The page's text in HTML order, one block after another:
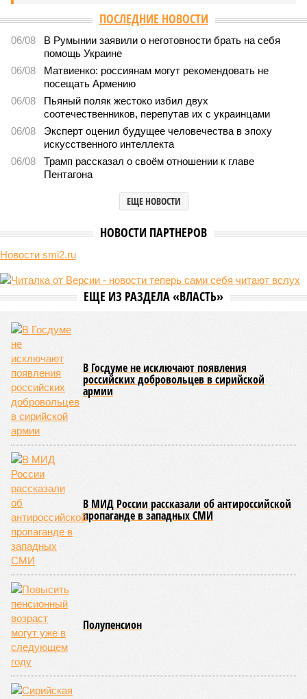
ПОСЛЕДНИЕ НОВОСТИ
06/08
В Румынии заявили о неготовности брать на себя
помощь Украине
06/08
Матвиенко: россиянам могут рекомендовать не
посещать Армению
06/08
Пьяный поляк жестоко избил двух
соотечественников, перепутав их с украинцами
06/08
Эксперт оценил будущее человечества в эпоху
искусственного интеллекта
06/08
Трамп рассказал о своём отношении к главе
Пентагона
ЕЩЕ НОВОСТИ
НОВОСТИ ПАРТНЕРОВ
Новости smi2.ru
ЕЩЕ ИЗ РАЗДЕЛА «ВЛАСТЬ»
В Госдуме не исключают появления
российских добровольцев в сирийской
армии
В МИД России рассказали об антироссийской
пропаганде в западных СМИ
Полупенсион